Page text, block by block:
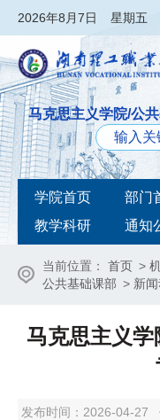
2026年8月7日 星期五
马克思主义学院/公
学院首页 部门
教学科研
通知
当前位置： 首页 >
公共基础课部 > 新
马克思主义
发布时间：2026-04-27